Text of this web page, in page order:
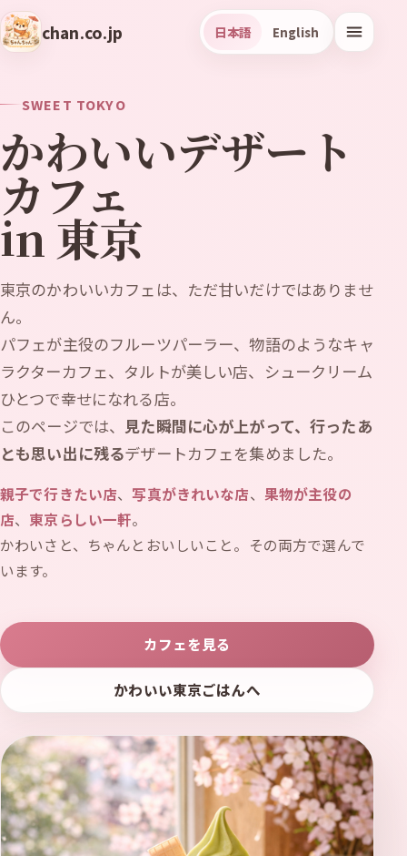
chan.co.jp 日本語 English
SWEET TOKYO
かわいいデザート
カフェ
in 東京
東京のかわいいカフェは、ただ甘いだけではありませ
ん。
パフェが主役のフルーツパーラー、物語のようなキャ
ラクターカフェ、タルトが美しい店、シュークリーム
ひとつで幸せになれる店。
このページでは、見た瞬間に心が上がって、行ったあ
とも思い出に残るデザートカフェを集めました。
親子で行きたい店、写真がきれいな店、 果物が主役の
店、 東京らしい一軒。
かわいさと、ちゃんとおいしいこと。その両方で選んで
います。
カフェを見る
かわいい東京ごはんへ